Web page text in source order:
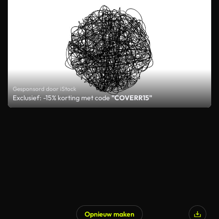
Gesponsord door iStock
Exclusief: -15% korting met code"COVERR15"
Opnieuw maken